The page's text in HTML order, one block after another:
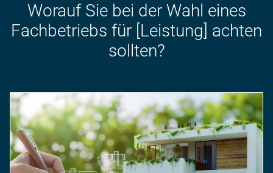
Worauf Sie bei der Wahl eines
Fach­betriebs für [Leistung] achten
sollten?